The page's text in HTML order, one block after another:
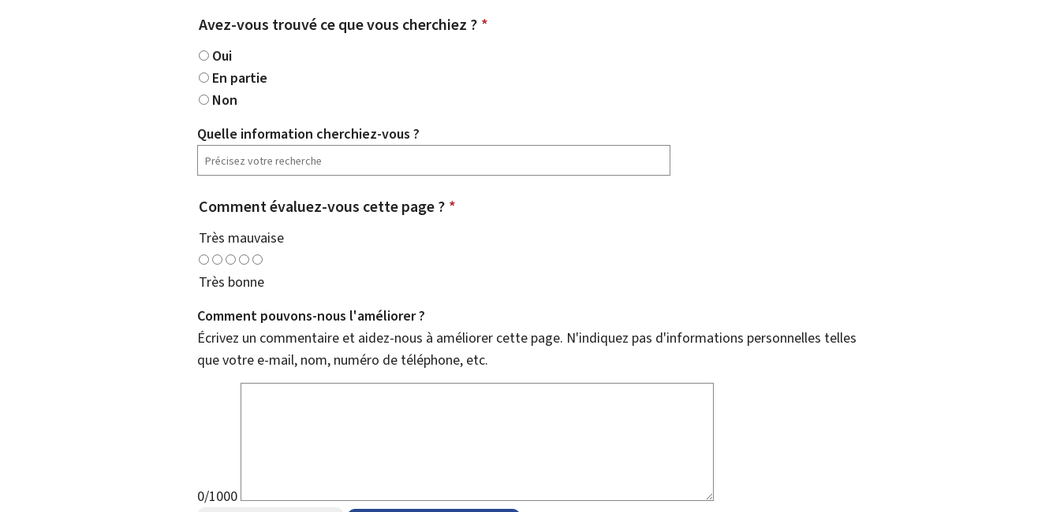
Avez-vous trouvé ce que vous cherchiez ? *
Oui
En partie
Non
Quelle information cherchiez-vous ?
Comment évaluez-vous cette page ? *
Très mauvaise
Très bonne
Comment pouvons-nous l'améliorer ?
Écrivez un commentaire et aidez-nous à améliorer cette page. N'indiquez pas d'informations personnelles telles
que votre e-mail, nom, numéro de téléphone, etc.
0/1000